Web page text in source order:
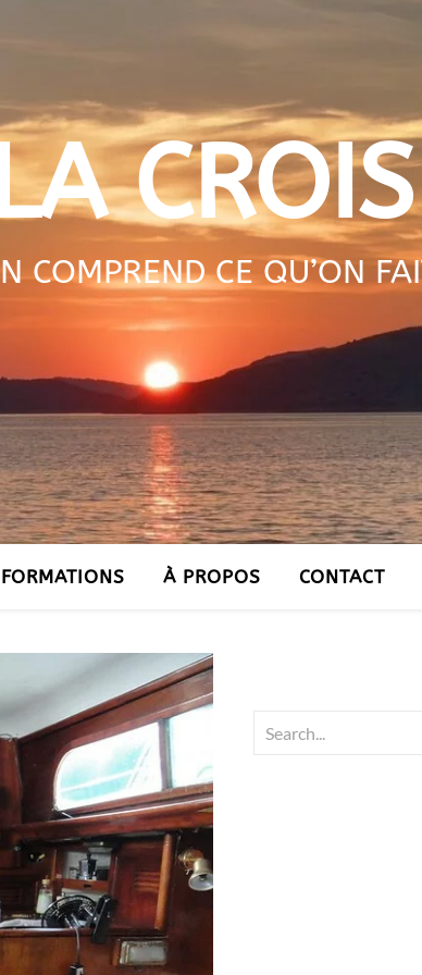
COMPREND CE QU’ON
FORMATIONS À PROPOS CONTACT